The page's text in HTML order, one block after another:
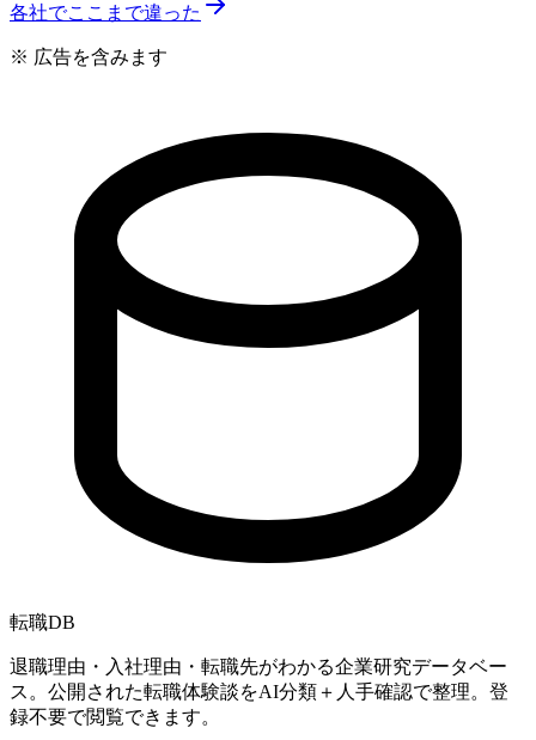
各社でここまで違った
※ 広告を含みます
転職DB
退職理由・入社理由・転職先がわかる企業研究データベー
ス。公開された転職体験談をAI分類＋人手確認で整理。登
録不要で閲覧できます。